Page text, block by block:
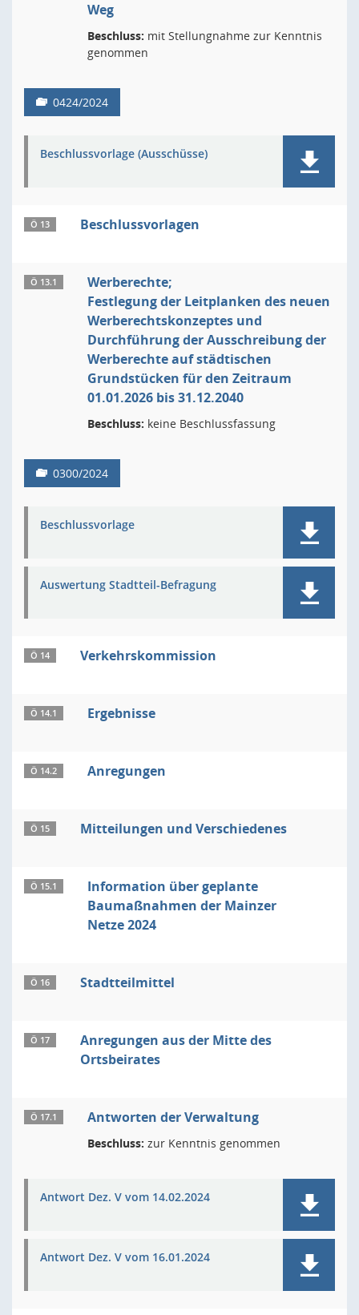
Weg
Beschluss: mit Stellungnahme zur Kenntnis
genommen
0424/2024
Beschlussvorlage (Ausschüsse)
Ö 13 Beschlussvorlagen
Ö 13.1
Werberechte;
Festlegung der Leitplanken des neuen
Werberechtskonzeptes und
Durchführung der Ausschreibung der
Werberechte auf städtischen
Grundstücken für den Zeitraum
01.01.2026 bis 31.12.2040
Beschluss: keine Beschlussfassung
0300/2024
Beschlussvorlage
Auswertung Stadtteil-Befragung
Ö 14 Verkehrskommission
Ö 14.1 Ergebnisse
Ö 14.2 Anregungen
Ö 15 Mitteilungen und Verschiedenes
Ö 15.1
Information über geplante
Baumaßnahmen der Mainzer
Netze 2024
Ö 16 Stadtteilmittel
Ö 17
Anregungen aus der Mitte des
Ortsbeirates
Ö 17.1 Antworten der Verwaltung
Beschluss: zur Kenntnis genommen
Antwort Dez. V vom 14.02.2024
Antwort Dez. V vom 16.01.2024